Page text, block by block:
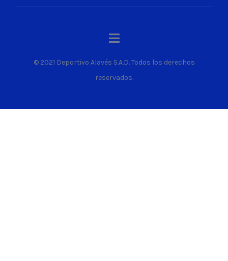
© 2021 Deportivo Alavés S.A.D. Todos los derechos
reservados.